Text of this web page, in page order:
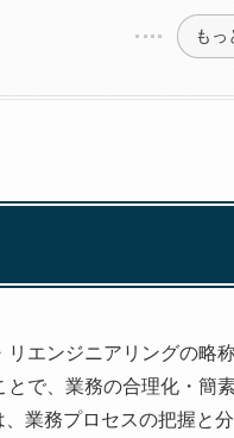
もっ
エンジニアリングの略
で、業務の合理化・簡
業務プロセスの把握と